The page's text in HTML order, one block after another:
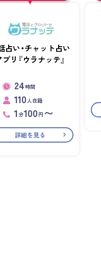
占い・チャット占い
プリ『ウラナッテ』
24 時間
110人在籍
1分100 円 〜
詳細を見る